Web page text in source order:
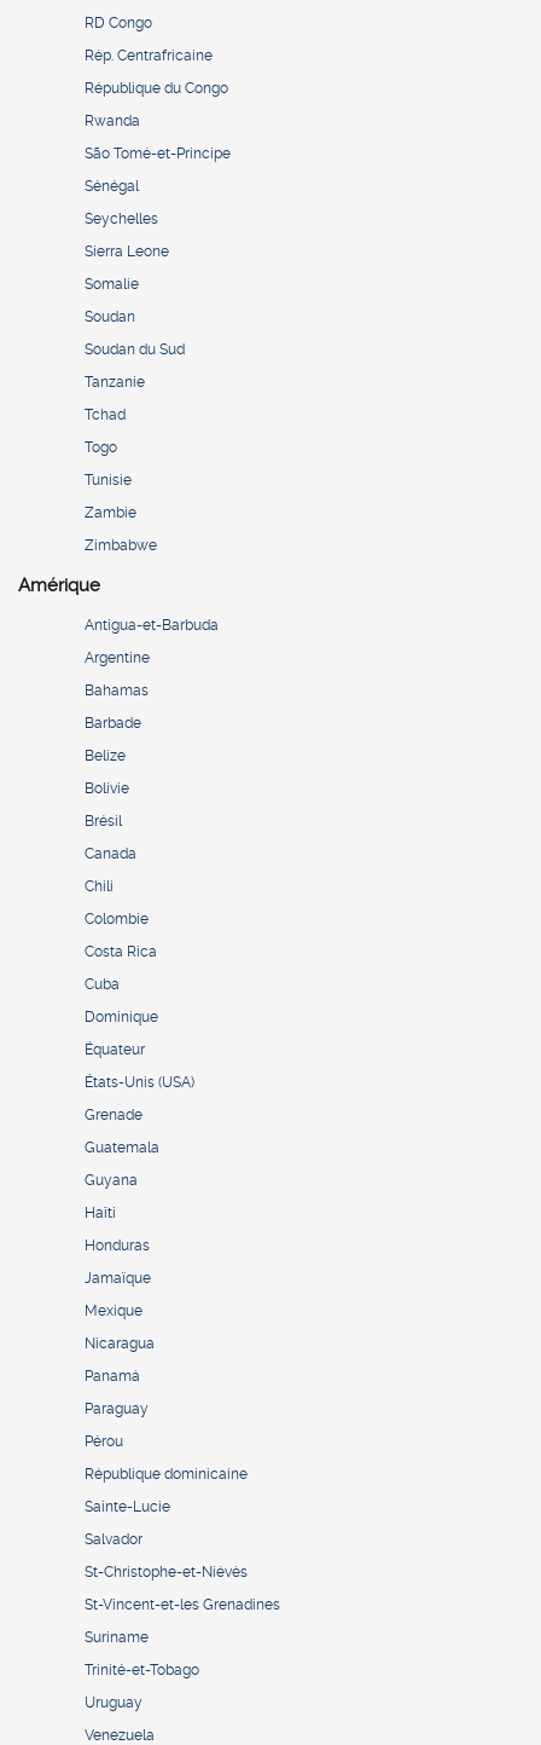
RD Congo
Rép. Centrafricaine
République du Congo
Rwanda
São Tomé-et-Principe
Sénégal
Seychelles
Sierra Leone
Somalie
Soudan
Soudan du Sud
Tanzanie
Tchad
Togo
Tunisie
Zambie
Zimbabwe
Amérique
Antigua-et-Barbuda
Argentine
Bahamas
Barbade
Belize
Bolivie
Brésil
Canada
Chili
Colombie
Costa Rica
Cuba
Dominique
Équateur
États-Unis (USA)
Grenade
Guatemala
Guyana
Haïti
Honduras
Jamaïque
Mexique
Nicaragua
Panamá
Paraguay
Pérou
République dominicaine
Sainte-Lucie
Salvador
St-Christophe-et-Niévès
St-Vincent-et-les Grenadines
Suriname
Trinité-et-Tobago
Uruguay
Venezuela